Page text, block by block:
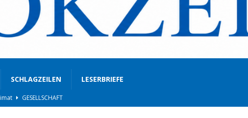
SCHLAGZEILEN LESERBRIEFE
BLAULICHT